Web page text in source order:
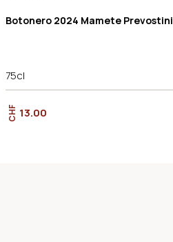
Botonero 2024 Mamete Prevostini
75cl
CHF 13.00